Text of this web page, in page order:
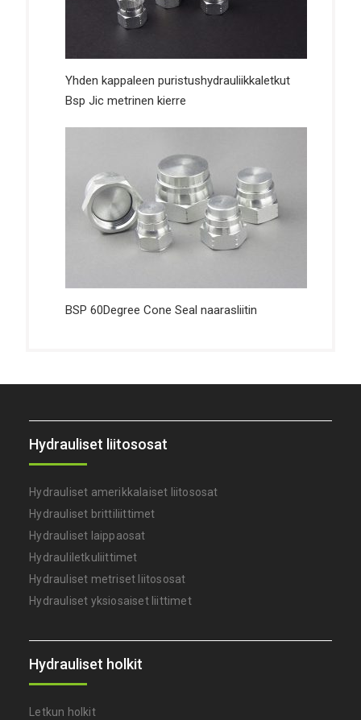
Yhden kappaleen puristushydrauliikkaletkut
Bsp Jic metrinen kierre
BSP 60Degree Cone Seal naarasliitin
Hydrauliset liitososat
Hydrauliset amerikkalaiset liitososat
Hydrauliset brittiliittimet
Hydrauliset laippaosat
Hydrauliletkuliittimet
Hydrauliset metriset liitososat
Hydrauliset yksiosaiset liittimet
Hydrauliset holkit
Letkun holkit